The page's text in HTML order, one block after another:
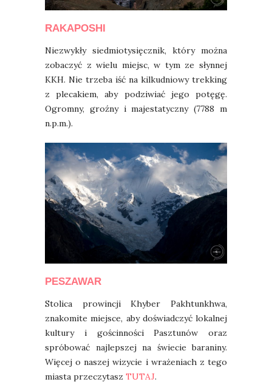
RAKAPOSHI
Niezwykły siedmiotysięcznik, który można
zobaczyć z wielu miejsc, w tym ze słynnej
KKH. Nie trzeba iść na kilkudniowy trekking
z plecakiem, aby podziwiać jego potęgę.
Ogromny, groźny i majestatyczny (7788 m
n.p.m.).
PESZAWAR
Stolica prowincji Khyber Pakhtunkhwa,
znakomite miejsce, aby doświadczyć lokalnej
kultury i gościnności Pasztunów oraz
spróbować najlepszej na świecie baraniny.
Więcej o naszej wizycie i wrażeniach z tego
miasta przeczytasz TUTAJ.